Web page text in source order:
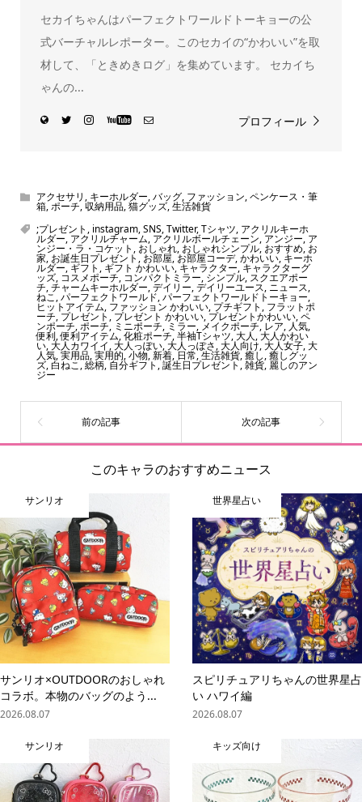
セカイちゃんはパーフェクトワールドトーキョーの公
式バーチャルレポーター。このセカイの“かわいい”を取
材して、「ときめきログ」を集めています。 セカイち
ゃんの...
プロフィール
アクセサリ , キーホルダー,バッグ, ファッション,ペンケース・筆
箱,ポーチ,収納用品,猫グッズ,生活雑貨
;プレゼント , instagram,SNS,Twitter,Tシャツ, アクリルキーホ
ルダー, アクリルチャーム, アクリルボールチェーン,アンジー, ア
ンジー・ラ・コケット , おしゃれ, おしゃれシンプル, おすすめ, お
家, お誕生日プレゼント ,お部屋,お部屋コーデ,かわいい, キーホ
ルダー,ギフト , ギフト かわいい,キャラクター, キャラクターグ
ッズ, コスメポーチ, コンパクトミラー, シンプル,スクエアポー
チ,チャームキーホルダー,デイリー,デイリーユース, ニュース,
ねこ,パーフェクトワールド,パーフェクトワールドトーキョー,
ヒットアイテム, ファッション かわいい, プチギフト , フラットポ
ーチ,プレゼント , プレゼント かわいい,プレゼントかわいい,ペ
ンポーチ,ポーチ, ミニポーチ, ミラー, メイクポーチ, レア, 人気,
便利,便利アイテム,化粧ポーチ,半袖Tシャツ,大人,大人かわい
い,大人カワイイ,大人っぽい,大人っぽさ,大人向け,大人女子,大
人気,実用品,実用的,小物,新着,日常,生活雑貨,癒し,癒しグッ
ズ,白ねこ,総柄,自分ギフト,誕生日プレゼント,雑貨, 麗しのアン
ジー
このキャラのおすすめニュース
サンリオ
サンリオ×OUTDOORのおしゃれ
コラボ。本物のバッグのよう...
2026.08.07
世界星占い
スピリチュアリちゃんの世界星占
い ハワイ編
2026.08.07
サンリオ キッズ向け